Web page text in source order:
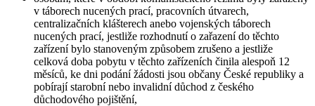
v táborech nucených prací, pracovních útvarech,
centralizačních klášterech anebo vojenských táborech
nucených prací, jestliže rozhodnutí o zařazení do těchto
zařízení bylo stanoveným způsobem zrušeno a jestliže
celková doba pobytu v těchto zařízeních činila alespoň 12
měsíců, ke dni podání žádosti jsou občany České republiky a
pobírají starobní nebo invalidní důchod z českého
důchodového pojištění,